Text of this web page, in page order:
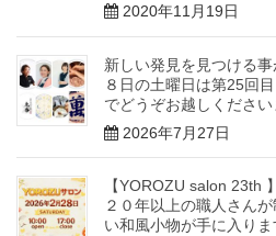
2020年11月19日
新しい発見を見つける
８日の土曜日は第25回
でどうぞお越しくださ
2026年7月27日
【YOROZU salon 23th
２０年以上の職人さん
い和風小物が手に入りま